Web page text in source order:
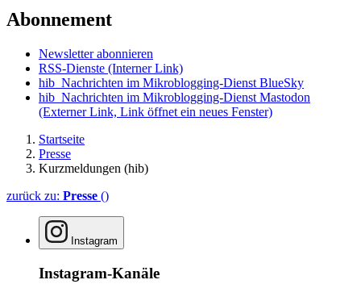
Abonnement
Newsletter abonnieren
RSS-Dienste (Interner Link)
hib_Nachrichten im Mikroblogging-Dienst BlueSky
hib_Nachrichten im Mikroblogging-Dienst Mastodon
(Externer Link, Link öffnet ein neues Fenster)
Startseite
Presse
Kurzmeldungen (hib)
zurück zu: Presse ()
Instagram
Instagram-Kanäle